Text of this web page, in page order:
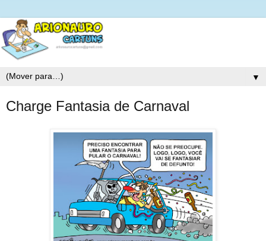
▼
Charge Fantasia de Carnaval